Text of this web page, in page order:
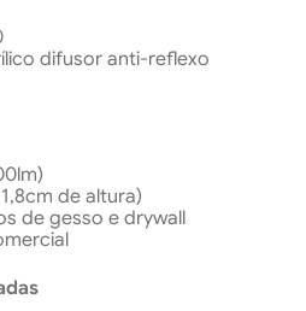
difusor anti-reflexo
de altura)
de gesso e drywall